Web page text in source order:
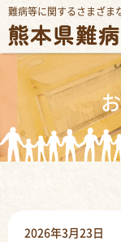
難病等に関するさまざま
2026年3月23日